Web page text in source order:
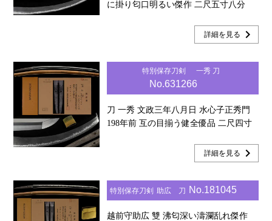
に掛り匂口明るい傑作 二尺五寸八分
詳細を見る chevron_right
特別保存刀剣 一秀 刀
No.631266
刀 一秀 文政三年八月日 水心子正秀門
198年前 互の目揃う健全優品 二尺四寸
詳細を見る chevron_right
特別保存刀剣 助広 刀 No.181045
越前守助広 雙 沸匂深い濤瀾乱れ傑作